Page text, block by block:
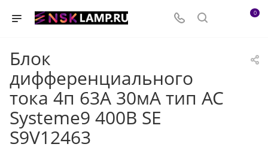
0
Блок
дифференциального
тока 4п 63А 30мА тип AC
Systeme9 400В SE
S9V12463